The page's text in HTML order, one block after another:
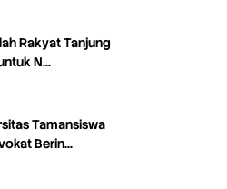
Rakyat Tanjung
N…
Tamansiswa
Berin…